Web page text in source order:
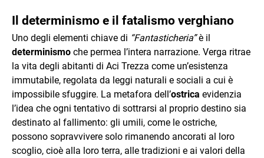
Il determinismo e il fatalismo verghiano
Uno degli elementi chiave di “Fantasticheria”è il
determinismo che permea l’intera narrazione. Verga ritrae
la vita degli abitanti di Aci Trezza come un’esistenza
immutabile, regolata da leggi naturali e sociali a cui è
impossibile sfuggire. La metafora dell’ostrica evidenzia
l’idea che ogni tentativo di sottrarsi al proprio destino sia
destinato al fallimento: gli umili, come le ostriche,
possono sopravvivere solo rimanendo ancorati al loro
scoglio, cioè alla loro terra, alle tradizioni e ai valori della